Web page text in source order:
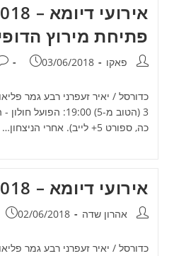
פתיחת מירוץ
מחבר:פאקו פורסם:
03/06/2018
כדורסל / יאיר זעפרני רבע גמר
כה, ספורט 5+ לייב). אחרי הניצחון…
אירועי דיומא – 02.06.2018
מחבר:אהרון שדה פורסם:
02/06/2018
כדורסל / יאיר זעפרני רבע גמר